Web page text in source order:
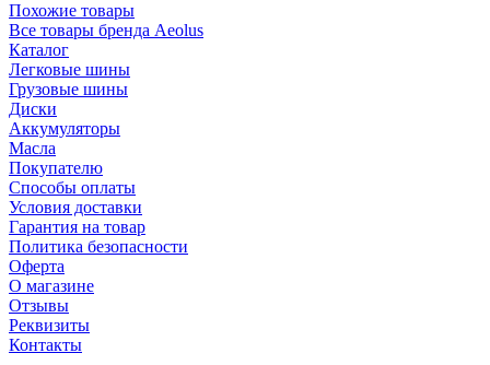
Похожие товары
Все товары бренда Aeolus
Каталог
Легковые шины
Грузовые шины
Диски
Аккумуляторы
Масла
Покупателю
Способы оплаты
Условия доставки
Гарантия на товар
Политика безопасности
Оферта
О магазине
Отзывы
Реквизиты
Контакты